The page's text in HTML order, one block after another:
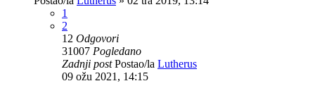
1
2
12 Odgovori
31007 Pogledano
Zadnji postPostao/la Lutherus
09 ožu 2021, 14:15